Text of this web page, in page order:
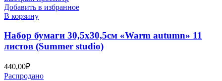
Добавить в избранное
В корзину
Набор бумаги 30,5х30,5см «Warm autumn» 11
листов (Summer studio)
440,00₽
Распродано